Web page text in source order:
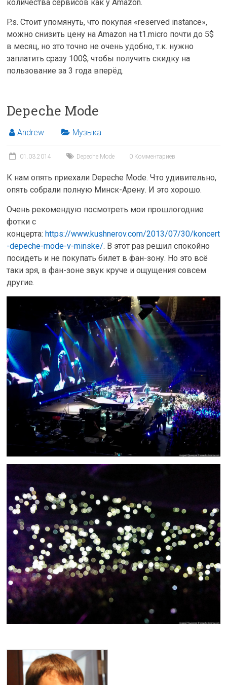
количества сервисов как у Amazon.
P.s. Стоит упомянуть, что покупая «reserved instance»,
можно снизить цену на Amazon на t1.micro почти до 5$
в месяц, но это точно не очень удобно, т.к. нужно
заплатить сразу 100$, чтобы получить скидку на
пользование за 3 года вперёд.
Depeche Mode
Andrew Музыка
01.03.2014 Depeche Mode 0 Комментариев
К нам опять приехали Depeche Mode. Что удивительно,
опять собрали полную Минск-Арену. И это хорошо.
Очень рекомендую посмотреть мои прошлогодние
фотки с
концерта:https://www.kushnerov.com/2013/07/30/koncert
-depeche-mode-v-minske/. В этот раз решил спокойно
посидеть и не покупать билет в фан-зону. Но это всё
таки зря, в фан-зоне звук круче и ощущения совсем
другие.